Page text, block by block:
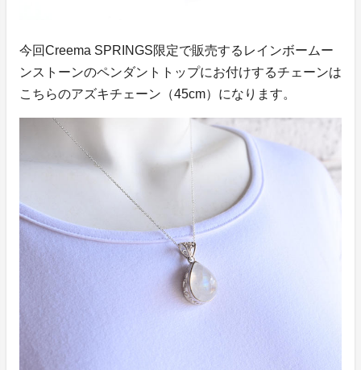
今回Creema SPRINGS限定で販売するレインボームー
ンストーンのペンダントトップにお付けするチェーンは
こちらのアズキチェーン（45cm）になります。